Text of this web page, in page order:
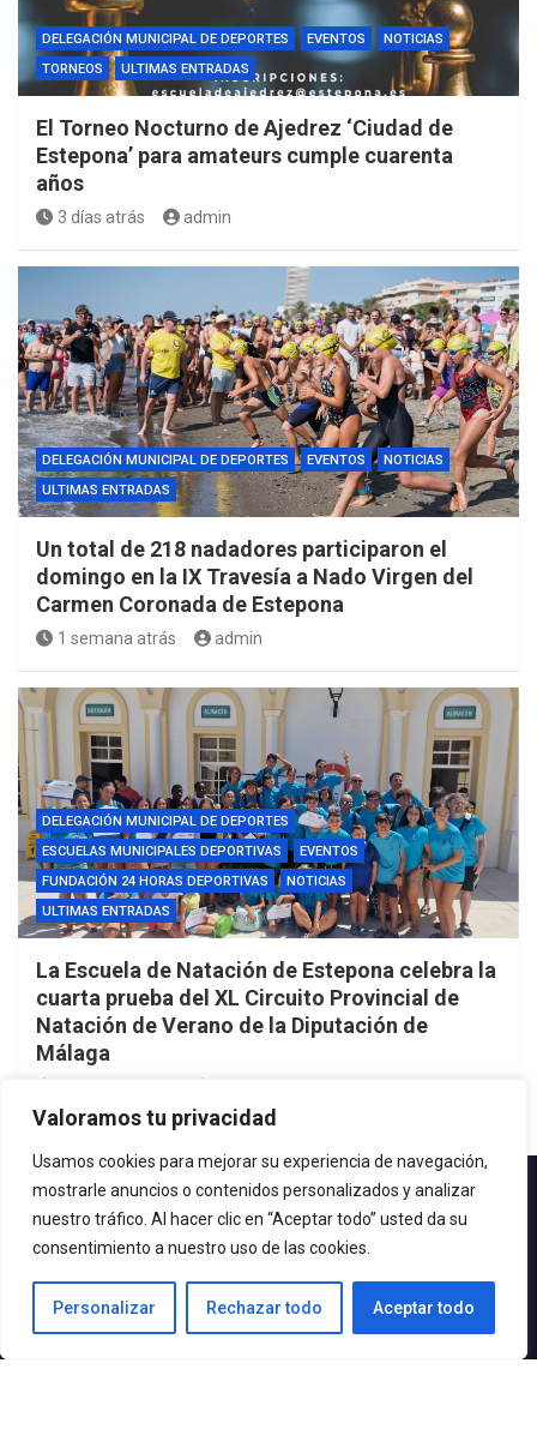
Valoramos tu privacidad
Usamos cookies para mejorar su experiencia de navegación,
mostrarle anuncios o contenidos personalizados y analizar
nuestro tráfico. Al hacer clic en “Aceptar todo” usted da su
consentimiento a nuestro uso de las cookies.
Personalizar Rechazar todo Aceptar todo
DELEGACIÓN MUNICIPAL DE DEPORTES EVENTOS
NOTICIAS
TORNEOS
ULTIMAS ENTRADAS
El Torneo Nocturno de Ajedrez ‘Ciudad de
Estepona’ para amateurs cumple cuarenta
años
3 días atrás admin
DELEGACIÓN MUNICIPAL DE DEPORTES EVENTOS
NOTICIAS
ULTIMAS ENTRADAS
Un total de 218 nadadores participaron el
domingo en la IX Travesía a Nado Virgen del
Carmen Coronada de Estepona
1 semana atrás admin
DELEGACIÓN MUNICIPAL DE DEPORTES
ESCUELAS MUNICIPALES DEPORTIVAS
EVENTOS
FUNDACIÓN 24 HORAS DEPORTIVAS
NOTICIAS
ULTIMAS ENTRADAS
La Escuela de Natación de Estepona celebra la
cuarta prueba del XL Circuito Provincial de
Natación de Verano de la Diputación de
Málaga
Contacto.-
Teléfono: 952.80.24.44
Email: deportes@estepona.es
© 2020 Delegación de Deportes